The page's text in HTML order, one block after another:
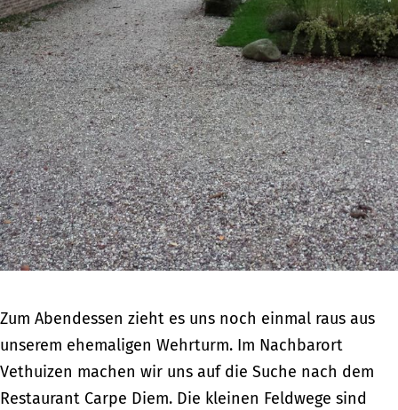
Zum Abendessen zieht es uns noch einmal raus aus
unserem ehemaligen Wehrturm. Im Nachbarort
Vethuizen machen wir uns auf die Suche nach dem
Restaurant Carpe Diem. Die kleinen Feldwege sind